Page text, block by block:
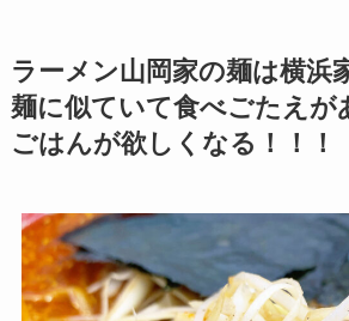
ラーメン山岡家の麺は横浜
麺に似ていて食べごたえが
ごはんが欲しくなる！！！